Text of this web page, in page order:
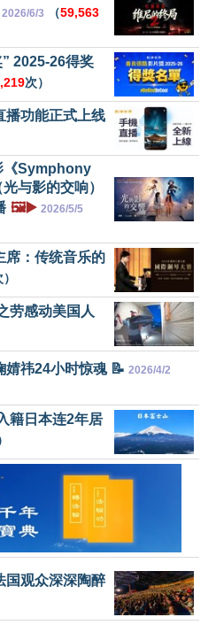
2026/6/3 （59,563
2025-26得奖
次）
播功能正式上线
《Symphony
与影的交响）
🖼️▶️ 2026/5/5
席：传统音乐的
劳感动美国人
婧祎24小时惊魂 📝 2026/4/2
籍日本连2年居
国观众深深陶醉